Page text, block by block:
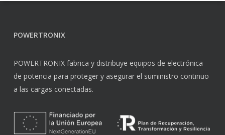
POWERTRONIX
POWERTRONIX fabrica y distribuye equipos de electrónica
de potencia para proteger y asegurar el suministro continuo
a las cargas conectadas.